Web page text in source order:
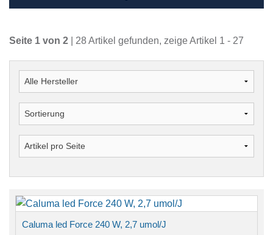
Seite 1 von 2 | 28 Artikel gefunden, zeige Artikel 1 - 27
Caluma led Force 240 W, 2,7 umol/J